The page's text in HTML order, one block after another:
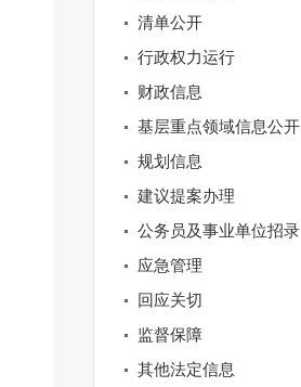
清单公开
行政权力运行
财政信息
基层重点领域信息公开
规划信息
建议提案办理
公务员及事业单位招录
应急管理
回应关切
监督保障
其他法定信息